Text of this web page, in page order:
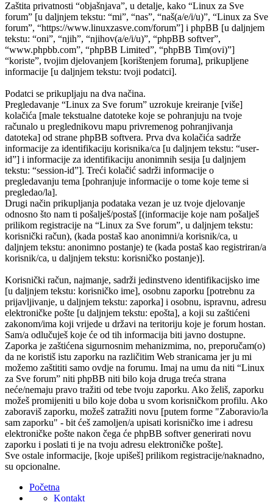
Zaštita privatnosti “objašnjava”, u detalje, kako “Linux za Sve
forum” [u daljnjem tekstu: “mi”, “nas”, “naš(a/e/i/u)”, “Linux za Sve
forum”, “https://www.linuxzasve.com/forum”] i phpBB [u daljnjem
tekstu: “oni”, “njih”, “njihov(a/e/i/u)”, “phpBB softver”,
“www.phpbb.com”, “phpBB Limited”, “phpBB Tim(ovi)”]
“koriste”, tvojim djelovanjem [korištenjem foruma], prikupljene
informacije [u daljnjem tekstu: tvoji podatci].
Podatci se prikupljaju na dva načina.
Pregledavanje “Linux za Sve forum” uzrokuje kreiranje [više]
kolačića [male tekstualne datoteke koje se pohranjuju na tvoje
računalo u preglednikovu mapu privremenog pohranjivanja
datoteka] od strane phpBB softvera. Prva dva kolačića sadrže
informacije za identifikaciju korisnika/ca [u daljnjem tekstu: “user-
id”] i informacije za identifikaciju anonimnih sesija [u daljnjem
tekstu: “session-id”]. Treći kolačić sadrži informacije o
pregledavanju tema [pohranjuje informacije o tome koje teme si
pregledao/la].
Drugi način prikupljanja podataka vezan je uz tvoje djelovanje
odnosno što nam ti pošalješ/postaš [(informacije koje nam pošalješ
prilikom registracije na “Linux za Sve forum”, u daljnjem tekstu:
korisnički račun), (kada postaš kao anonimni/a korisnik/ca, u
daljnjem tekstu: anonimno postanje) te (kada postaš kao registriran/a
korisnik/ca, u daljnjem tekstu: korisničko postanje)].
Korisnički račun, najmanje, sadrži jedinstveno identifikacijsko ime
[u daljnjem tekstu: korisničko ime], osobnu zaporku [potrebnu za
prijavljivanje, u daljnjem tekstu: zaporka] i osobnu, ispravnu, adresu
elektroničke pošte [u daljnjem tekstu: epošta], a koji su zaštićeni
zakonom/ima koji vrijede u državi na teritoriju koje je forum hostan.
Sam/a odlučuješ koje će od tih informacija biti javno dostupne.
Zaporka je zaštićena sigurnosnim mehanizmima, no, preporučam(o)
da ne koristiš istu zaporku na različitim Web stranicama jer ju mi
možemo zaštititi samo ovdje na forumu. Imaj na umu da niti “Linux
za Sve forum” niti phpBB niti bilo koja druga treća strana
neće/nemaju pravo tražiti od tebe tvoju zaporku. Ako želiš, zaporku
možeš promijeniti u bilo koje doba u svom korisničkom profilu. Ako
zaboraviš zaporku, možeš zatražiti novu [putem forme "Zaboravio/la
sam zaporku" - bit ćeš zamoljen/a upisati korisničko ime i adresu
elektroničke pošte nakon čega će phpBB softver generirati novu
zaporku i poslati ti je na tvoju adresu elektroničke pošte].
Sve ostale informacije, [koje upišeš] prilikom registracije/naknadno,
su opcionalne.
Početna
Kontakt